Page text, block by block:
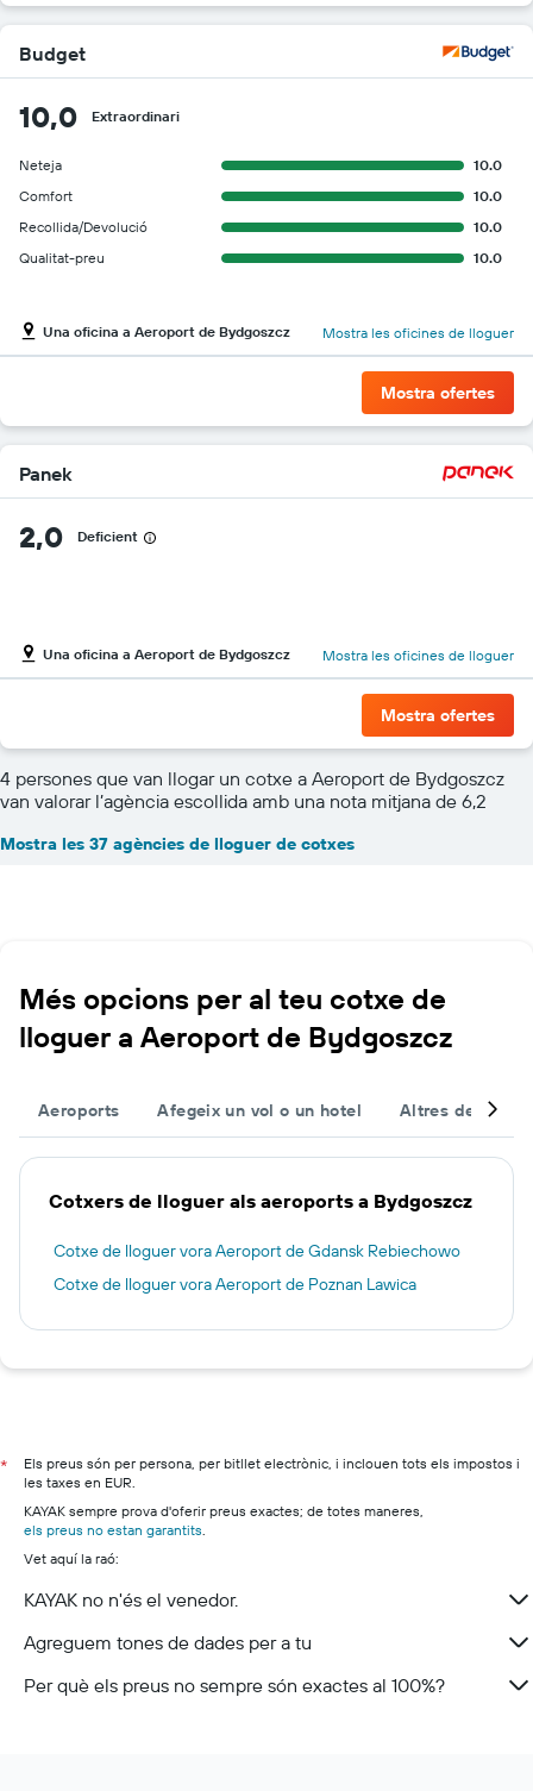
Budget
10,0 Extraordinari
Neteja
10.0
Comfort
10.0
Recollida/Devolució
10.0
Qualitat-preu
10.0
Una oficina a Aeroport de Bydgoszcz Mostra les oficines de lloguer
Mostra ofertes
Panek
2,0 Deficient
Una oficina a Aeroport de Bydgoszcz Mostra les oficines de lloguer
Mostra ofertes
4 persones que van llogar un cotxe a Aeroport de Bydgoszcz
van valorar l’agència escollida amb una nota mitjana de 6,2
Mostra les 37 agències de lloguer de cotxes
Més opcions per al teu cotxe de
lloguer a Aeroport de Bydgoszcz
Aeroports Afegeix un vol o un hotel Altres
Cotxers de lloguer als aeroports a Bydgoszcz
Cotxe de lloguer vora Aeroport de Gdansk Rebiechowo
Cotxe de lloguer vora Aeroport de Poznan Lawica
*
Els preus són per persona, per bitllet electrònic, i inclouen tots els impostos i
les taxes en EUR.
KAYAK sempre prova d'oferir preus exactes; de totes maneres,
els preus no estan garantits
Vet aquí la raó:
KAYAK no n'és el venedor.
Agreguem tones de dades per a tu
Per què els preus no sempre són exactes al 100%?